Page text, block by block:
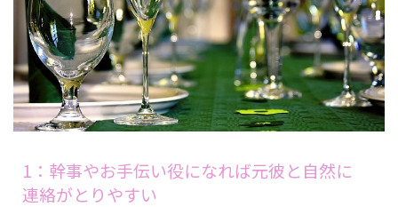
1：幹事やお手伝い役になれば元彼と自然に
連絡がとりやすい